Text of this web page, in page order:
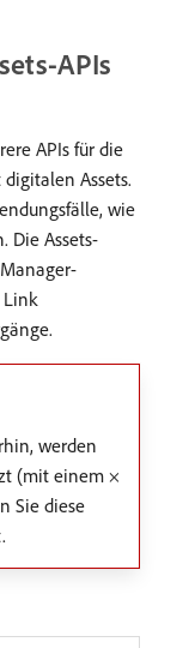
APIs
APIs für die
Assets.
wie
Die Assets-
Link
werden
(mit einem ×
Sie diese